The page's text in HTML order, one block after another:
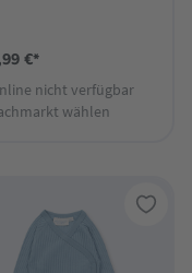
€*
nicht verfügbar
wählen